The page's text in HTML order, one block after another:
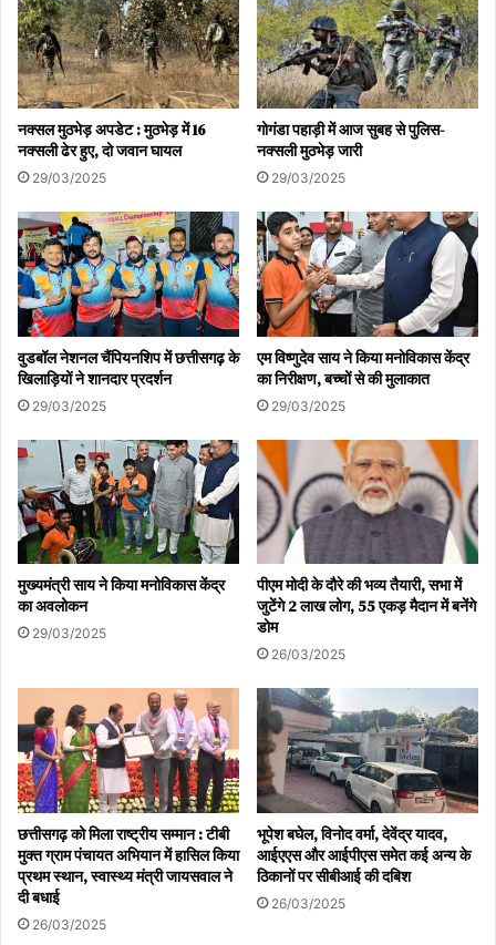
नक्सल मुठभेड़ अपडेट : मुठभेड़ में 16
नक्सली ढेर हुए, दो जवान घायल
29/03/2025
गोगंडा पहाड़ी में आज सुबह से पुलिस-
नक्सली मुठभेड़ जारी
29/03/2025
वुडबॉल नेशनल चैंपियनशिप में छत्तीसगढ़ के
खिलाड़ियों ने शानदार प्रदर्शन
29/03/2025
एम विष्णुदेव साय ने किया मनोविकास केंद्र
का निरीक्षण, बच्चों से की मुलाकात
29/03/2025
मुख्यमंत्री साय ने किया मनोविकास केंद्र
का अवलोकन
29/03/2025
पीएम मोदी के दौरे की भव्य तैयारी, सभा में
जुटेंगे 2 लाख लोग, 55 एकड़ मैदान में बनेंगे
डोम
26/03/2025
छत्तीसगढ़ को मिला राष्ट्रीय सम्मान : टीबी
मुक्त ग्राम पंचायत अभियान में हासिल किया
प्रथम स्थान, स्वास्थ्य मंत्री जायसवाल ने
दी बधाई
26/03/2025
भूपेश बघेल, विनोद वर्मा, देवेंद्र यादव,
आईएएस और आईपीएस समेत कई अन्य के
ठिकानों पर सीबीआई की दबिश
26/03/2025